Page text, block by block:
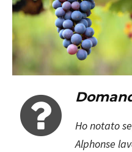
Ho notato
Alphonse